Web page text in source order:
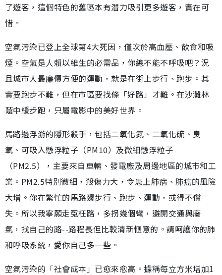
了遊客，這個特色的舊區本有潛力吸引更多遊客，實在可
惜。
空氣污染已登上全球第4大死因，僅次於高血壓、飲食和吸
煙。空氣是人賴以維生的必需品，你總不能不呼吸吧？況
且城市人最廉價方便的運動，就是在街上步行、跑步。其
實要跑步不難，但在市區要找條「好路」才難。在沙灘林
蔭中緩步跑，只屬電影中的美好世界。
馬路邊浮游的隱形殺手，包括二氧化氮、二氧化硫、臭
氧、可吸入懸浮粒子（PM10）及微細懸浮粒子
（PM2.5），主要來自車輛、發電廠及周邊地區的城市和工
業。PM2.5特別微細，殺傷力大，令患上肺病、肺癌的風險
大增。你在繁忙的馬路邊步行、跑步、運動，或得不償
失。所以我寧願走冤枉路，多拐幾個彎，避開交通與廢
氣，找自己的路--路程長但比較清新愜意的。請呵護你的肺
和呼吸系統，愛你自己多一些。
空氣污染的「社會成本」已愈來愈高。據稱每立方米增加1